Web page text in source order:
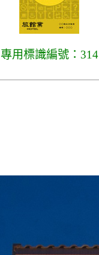
專用標識編號：314